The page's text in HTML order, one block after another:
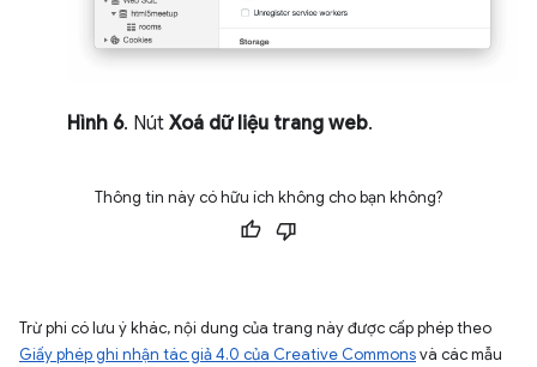
Hình 6. Nút Xoá dữ liệu trang web.
Thông tin này có hữu ích không cho bạn không?
Trừ phi có lưu ý khác, nội dung của trang này được cấp phép theo
Giấy phép ghi nhận tác giả 4.0 của Creative Commonsvà các mẫu